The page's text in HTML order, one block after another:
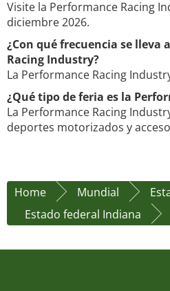
Visite la Performance Racing
diciembre 2026.
¿Con qué frecuencia se lleva
Racing Industry?
La Performance Racing
¿Qué tipo de feria es la
La Performance Racing
deportes motorizados y
Home Mundial
Estado federal Indiana